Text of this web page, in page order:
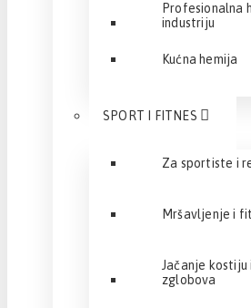
Profesionalna
industriju
Kućna hemija
SPORT I FITNES
Za sportiste i
Mršavljenje i
Jačanje kostiju i
zglobova